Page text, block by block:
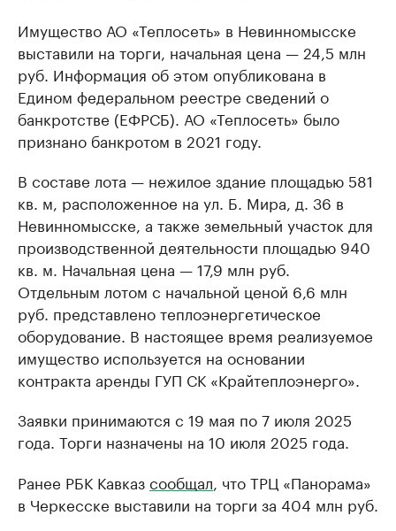
Имущество АО «Теплосеть» в Невинномысске
выставили на торги, начальная цена — 24,5 млн
руб. Информация об этом опубликована в
Едином федеральном реестре сведений о
банкротстве (ЕФРСБ). АО «Теплосеть» было
признано банкротом в 2021 году.
В составе лота — нежилое здание площадью 581
кв. м, расположенное на ул. Б. Мира, д. 36 в
Невинномысске, а также земельный участок для
производственной деятельности площадью 940
кв. м. Начальная цена — 17,9 млн руб.
Отдельным лотом с начальной ценой 6,6 млн
руб. представлено теплоэнергетическое
оборудование. В настоящее время реализуемое
имущество используется на основании
контракта аренды ГУП СК «Крайтеплоэнерго».
Заявки принимаются с 19 мая по 7 июля 2025
года. Торги назначены на 10 июля 2025 года.
Ранее РБК Кавказсообщал , что ТРЦ «Панорама»
в Черкесске выставили на торги за 404 млн руб.